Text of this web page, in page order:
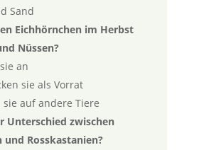
Sand
Eichhörnchen im Herbst
Nüssen?
an
sie als Vorrat
sie auf andere Tiere
Unterschied zwischen
und Rosskastanien?